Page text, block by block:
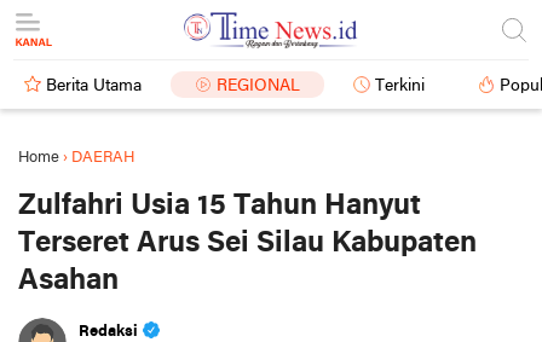
Berita Utama REGIONAL Terkini
Home › DAERAH
Zulfahri Usia 15 Tahun Hanyut
Terseret Arus Sei Silau Kabupaten
Asahan
Redaksi